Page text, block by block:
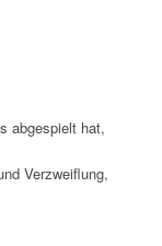
abgespielt hat,
Verzweiflung,